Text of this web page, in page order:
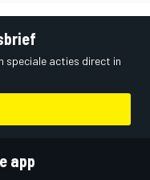
speciale acties direct in
app